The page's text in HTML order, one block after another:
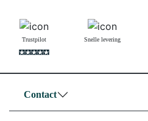
Trustpilot Snelle levering
Contact